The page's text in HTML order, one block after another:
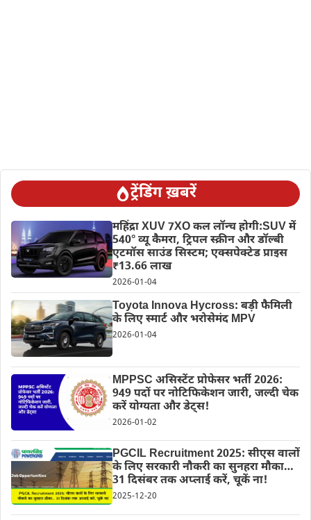
ट्रेंडिंग ख़बरें
महिंद्रा XUV 7XO कल लॉन्च होगी:SUV में
540° व्यू कैमरा, ट्रिपल स्क्रीन और डॉल्बी
एटमॉस साउंड सिस्टम; एक्सपेक्टेड प्राइस
₹13.66 लाख
2026-01-04
Toyota Innova Hycross: बड़ी फैमिली
के लिए स्मार्ट और भरोसेमंद MPV
2026-01-04
MPPSC असिस्टेंट प्रोफेसर भर्ती 2026:
949 पदों पर नोटिफिकेशन जारी, जल्दी चेक
करें योग्यता और डेट्स!
2026-01-02
PGCIL Recruitment 2025: सीएस वालों
के लिए सरकारी नौकरी का सुनहरा मौका…
31 दिसंबर तक अप्लाई करें, चूकें ना!
2025-12-20